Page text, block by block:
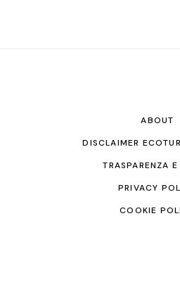
ABOUT
DISCLAIMER
TRASPARENZA
PRIVACY
COOKIE